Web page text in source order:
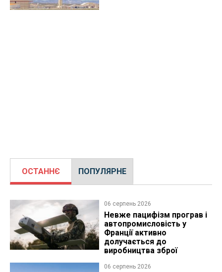
ОСТАННЄ ПОПУЛЯРНЕ
06 серпень 2026
Невже пацифізм програв і
автопромисловість у
Франції активно
долучається до
виробництва зброї
06 серпень 2026